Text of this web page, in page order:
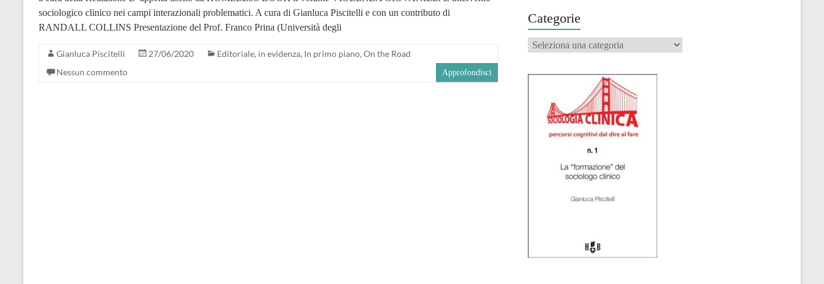
sociologico clinico nei campi interazionali problematici. A cura di Gianluca Piscitelli e con un contributo di
RANDALL COLLINS Presentazione del Prof. Franco Prina (Università degli
Gianluca Piscitelli 27/06/2020 Editoriale, in evidenza, In primo piano, On the Road
Nessun commento
Approfondisci
Categorie
Categorie